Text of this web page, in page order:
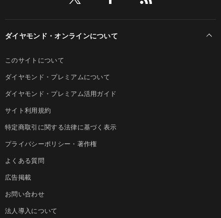
ダイヤモンド・オンラインについて
このサイトについて
ダイヤモンド・プレミアムについて
ダイヤモンド・プレミアム活用ガイド
サイト利用規約
特定商取引に関する法律に基づく表示
プライバシーポリシー・著作権
よくある質問
広告掲載
お問い合わせ
法人導入について